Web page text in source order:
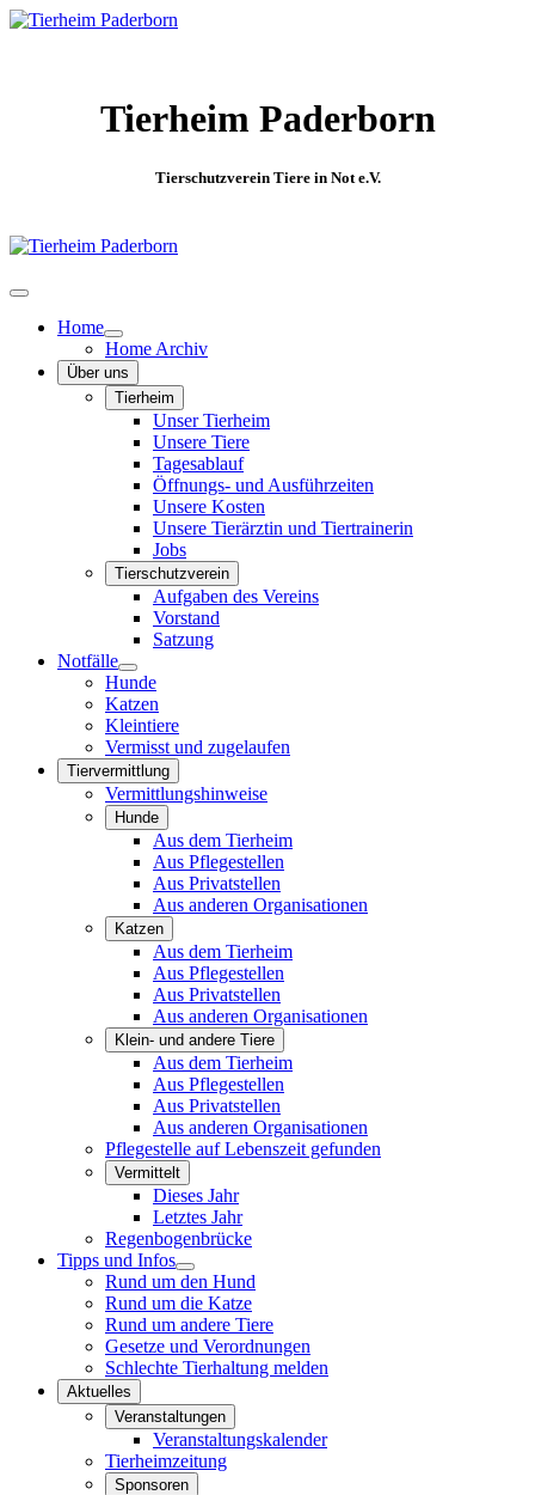
Tierheim Paderborn
Tierschutzverein Tiere in Not e.V.
Home
Home Archiv
Über uns
Tierheim
Unser Tierheim
Unsere Tiere
Tagesablauf
Öffnungs- und Ausführzeiten
Unsere Kosten
Unsere Tierärztin und Tiertrainerin
Jobs
Tierschutzverein
Aufgaben des Vereins
Vorstand
Satzung
Notfälle
Hunde
Katzen
Kleintiere
Vermisst und zugelaufen
Tiervermittlung
Vermittlungshinweise
Hunde
Aus dem Tierheim
Aus Pflegestellen
Aus Privatstellen
Aus anderen Organisationen
Katzen
Aus dem Tierheim
Aus Pflegestellen
Aus Privatstellen
Aus anderen Organisationen
Klein- und andere Tiere
Aus dem Tierheim
Aus Pflegestellen
Aus Privatstellen
Aus anderen Organisationen
Pflegestelle auf Lebenszeit gefunden
Vermittelt
Dieses Jahr
Letztes Jahr
Regenbogenbrücke
Tipps und Infos
Rund um den Hund
Rund um die Katze
Rund um andere Tiere
Gesetze und Verordnungen
Schlechte Tierhaltung melden
Aktuelles
Veranstaltungen
Veranstaltungskalender
Tierheimzeitung
Sponsoren